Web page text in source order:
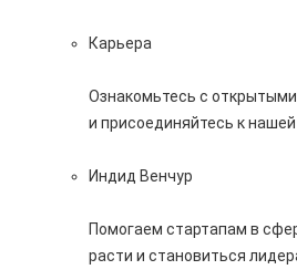
Карьера
Ознакомьтесь с
и присоединяйтесь к
Индид Венчур
Помогаем стартапам в
расти и становиться